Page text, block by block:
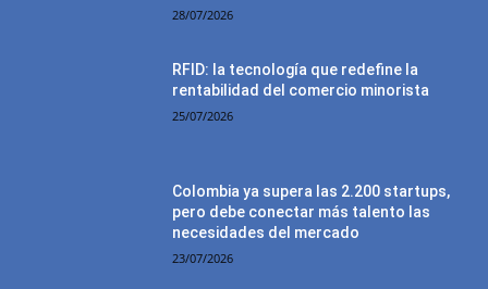
28/07/2026
RFID: la tecnología que redefine la
rentabilidad del comercio minorista
25/07/2026
Colombia ya supera las 2.200 startups,
pero debe conectar más talento las
necesidades del mercado
23/07/2026